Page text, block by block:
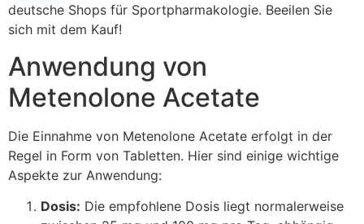
deutsche Shops für Sportpharmakologie. Beeilen Sie
sich mit dem Kauf!
Anwendung von
Metenolone Acetate
Die Einnahme von Metenolone Acetate erfolgt in der
Regel in Form von Tabletten. Hier sind einige wichtige
Aspekte zur Anwendung:
Dosis: Die empfohlene Dosis liegt normalerweise